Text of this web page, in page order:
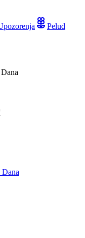
Pelud
Dana